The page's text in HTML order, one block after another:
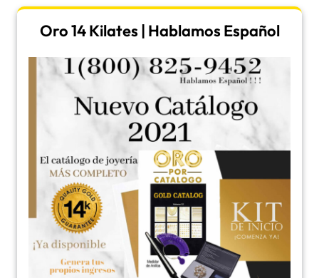
Oro 14 Kilates | Hablamos Español